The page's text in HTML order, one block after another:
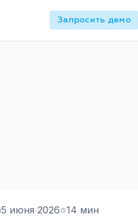
Запросить демо
5 июня 2026 14 мин